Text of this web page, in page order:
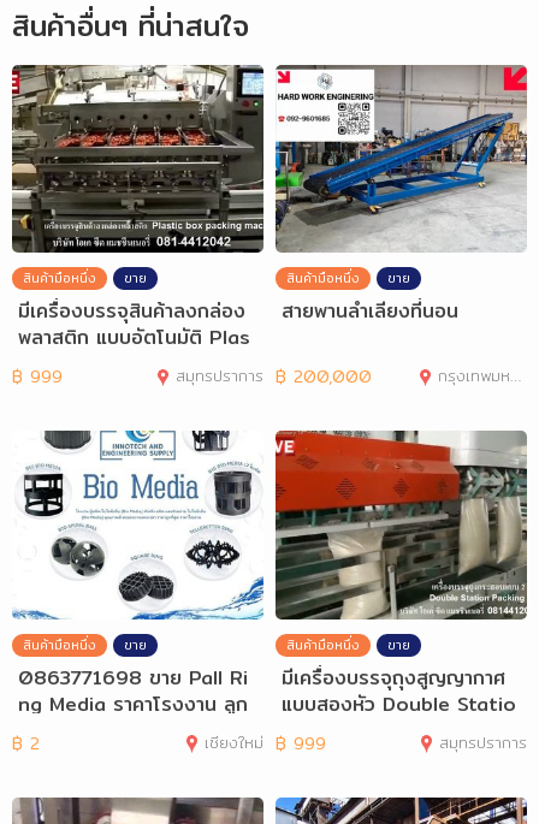
สินค้าอื่นๆ ที่น่าสนใจ
สินค้ามือหนึ่ง ขาย
มีเครื่องบรรจุสินค้าลงกล่อง
พลาสติก แบบอัตโนมัติ Plas
tic Box
฿ 999 สมุทรปราการ
สินค้ามือหนึ่ง ขาย
สายพานลำเลียงที่นอน
฿ 200,000 กรุงเทพมหานคร
สินค้ามือหนึ่ง ขาย
0863771698 ขาย Pall Ri
ng Media ราคาโรงงาน ลูก
มีเดียบำบัดน้
฿ 2 เชียงใหม่
สินค้ามือหนึ่ง ขาย
มีเครื่องบรรจุถุงสูญญากาศ
แบบสองหัว Double Statio
n Vacuum Pa
฿ 999 สมุทรปราการ